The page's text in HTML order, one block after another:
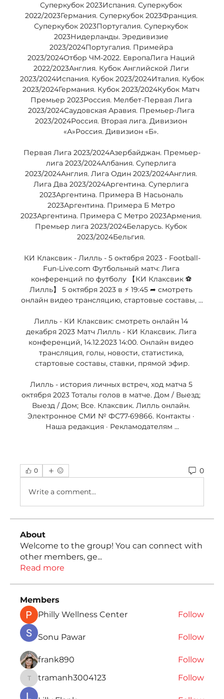
Суперкубок 2023Испания. Суперкубок
2022/2023Германия. Суперкубок 2023Франция.
Суперкубок 2023Португалия. Суперкубок
2023Нидерланды. Эредивизие
2023/2024Португалия. Примейра
2023/2024Отбор ЧМ-2022. ЕвропаЛига Наций
2022/2023Англия. Кубок Английской Лиги
2023/2024Испания. Кубок 2023/2024Италия. Кубок
2023/2024Германия. Кубок 2023/2024Кубок Матч
Премьер 2023Россия. Мелбет-Первая Лига
2023/2024Саудовская Аравия. Премьер-Лига
2023/2024Россия. Вторая лига. Дивизион
«А»Россия. Дивизион «Б».
Первая Лига 2023/2024Азербайджан. Премьер-
лига 2023/2024Албания. Суперлига
2023/2024Англия. Лига Один 2023/2024Англия.
Лига Два 2023/2024Аргентина. Суперлига
2023Аргентина. Примера B Насьональ
2023Аргентина. Примера Б Метро
2023Аргентина. Примера C Метро 2023Армения.
Премьер лига 2023/2024Беларусь. Кубок
2023/2024Бельгия.
КИ Клаксвик - Лилль - 5 октября 2023 - Football-
Fun-Live.com Футбольный матч: Лига
конференций по футболу 【КИ Клаксвик ⚽
Лилль】 5 октября 2023 в ⚡ 19:45 ➦ смотреть
онлайн видео трансляцию, стартовые составы, ...
Лилль - КИ Клаксвик: смотреть онлайн 14
декабря 2023 Матч Лилль - КИ Клаксвик. Лига
конференций, 14.12.2023 14:00. Онлайн видео
трансляция, голы, новости, статистика,
стартовые составы, ставки, прямой эфир.
Лилль - история личных встреч, ход матча 5
октября 2023 Тоталы голов в матче. Дом / Выезд;
Выезд / Дом; Все. Клаксвик. Лилль онлайн.
Электронное СМИ № ФС77-69866. Контакты ·
Наша редакция · Рекламодателям ...
0 0
Write a comment...
About
Welcome to the group! You can connect with
other members, ge...
Read more
Members
Philly Wellness Center
Follow
Sonu Pawar Follow
frank890 Follow
tramanh3004123
tramanh3004123 Follow